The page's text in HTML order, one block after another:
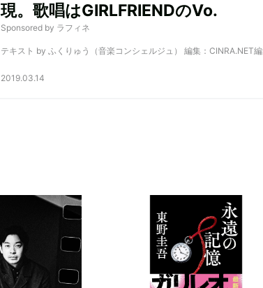
現。歌唱はGIRLFRIENDのVo.
Sponsored by ラフィネ
テキスト by ふくりゅう（音楽コンシェルジュ） 編集：CINRA.NET
2019.03.14